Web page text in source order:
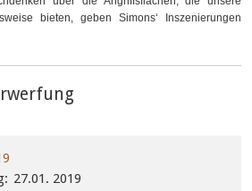
bieten, geben Simons‘ Inszenierungen
27.01. 2019